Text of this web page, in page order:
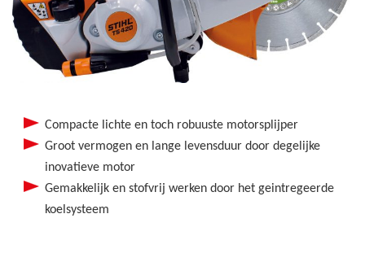
Compacte lichte en toch robuuste motorsplijper
Groot vermogen en lange levensduur door degelijke
inovatieve motor
Gemakkelijk en stofvrij werken door het geintregeerde
koelsysteem